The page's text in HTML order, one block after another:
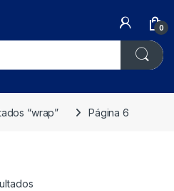
0
“wrap” Página 6